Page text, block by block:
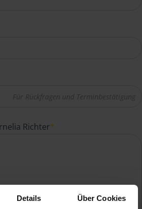
Details Über Cookies
Richter*